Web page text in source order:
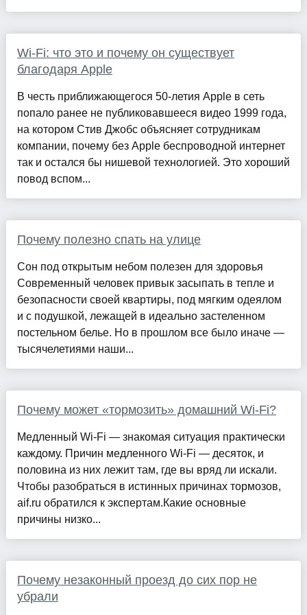
Wi-Fi: что это и почему он существует
благодаря Apple
В честь приближающегося 50-летия Apple в сеть
попало ранее не публиковавшееся видео 1999 года,
на котором Стив Джобс объясняет сотрудникам
компании, почему без Apple беспроводной интернет
так и остался бы нишевой технологией. Это хороший
повод вспом...
Почему полезно спать на улице
Сон под открытым небом полезен для здоровья
Современный человек привык засыпать в тепле и
безопасности своей квартиры, под мягким одеялом
и с подушкой, лежащей в идеально застеленном
постельном белье. Но в прошлом все было иначе —
тысячелетиями наши...
Почему может «тормозить» домашний Wi-Fi?
Медленный Wi-Fi — знакомая ситуация практически
каждому. Причин медленного Wi-Fi — десяток, и
половина из них лежит там, где вы вряд ли искали.
Чтобы разобраться в истинных причинах тормозов,
aif.ru обратился к экспертам.Какие основные
причины низко...
Почему незаконный проезд до сих пор не
убрали